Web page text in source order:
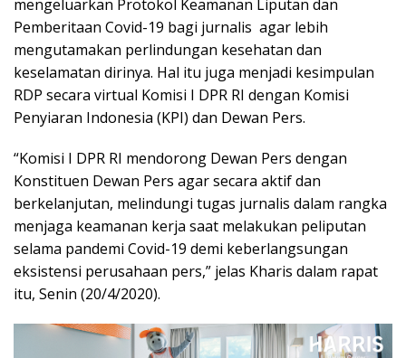
mengeluarkan Protokol Keamanan Liputan dan
Pemberitaan Covid-19 bagi jurnalis agar lebih
mengutamakan perlindungan kesehatan dan
keselamatan dirinya. Hal itu juga menjadi kesimpulan
RDP secara virtual Komisi I DPR RI dengan Komisi
Penyiaran Indonesia (KPI) dan Dewan Pers.
“Komisi I DPR RI mendorong Dewan Pers dengan
Konstituen Dewan Pers agar secara aktif dan
berkelanjutan, melindungi tugas jurnalis dalam rangka
menjaga keamanan kerja saat melakukan peliputan
selama pandemi Covid-19 demi keberlangsungan
eksistensi perusahaan pers,” jelas Kharis dalam rapat
itu, Senin (20/4/2020).